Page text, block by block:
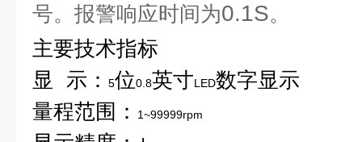
号。报警响应时间为0.1S。
主要技术指标
显
示： 5位0.8英寸LED数字显示
量程范围：
1~99999rpm